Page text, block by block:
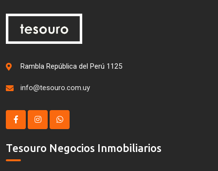
Rambla República del Perú 1125
info@tesouro.com.uy
Tesouro Negocios Inmobiliarios